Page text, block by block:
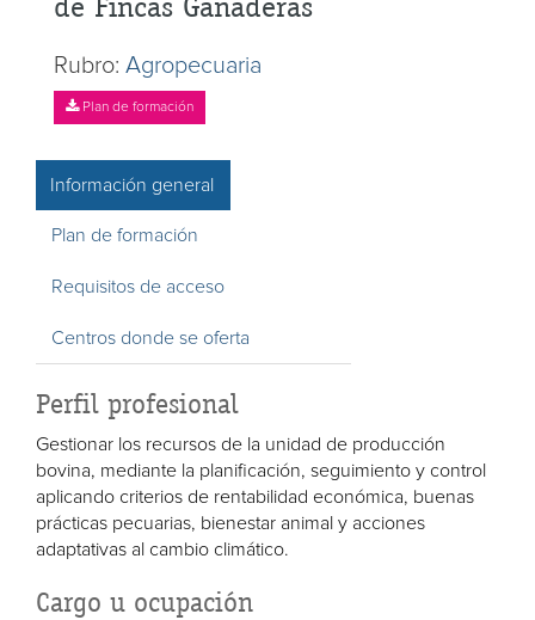
Rubro: Agropecuaria
Plan de formación
Información general
Plan de formación
Requisitos de acceso
Centros donde se oferta
Perfil profesional
Gestionar los recursos de la unidad de producción
bovina, mediante la planificación, seguimiento y control
aplicando criterios de rentabilidad económica, buenas
prácticas pecuarias, bienestar animal y acciones
adaptativas al cambio climático.
Cargo u ocupación